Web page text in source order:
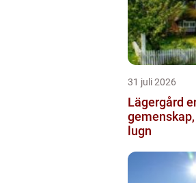
31 juli 2026
Lägergård en plats för
lugn